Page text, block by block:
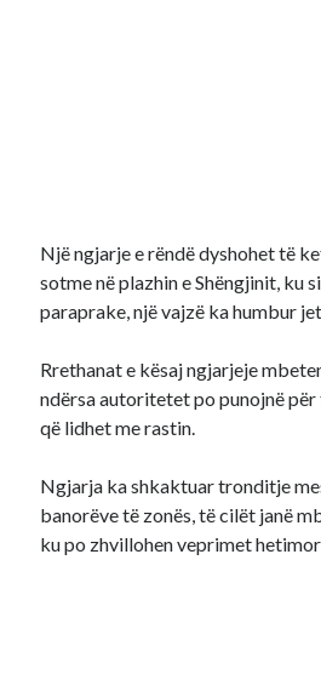
Një ngjarje e rëndë dyshohet të
sotme në plazhin e Shëngjinit, ku
paraprake, një vajzë ka humbur
Rrethanat e kësaj ngjarjeje
ndërsa autoritetet po punojnë
që lidhet me rastin.
Ngjarja ka shkaktuar tronditje
banorëve të zonës, të cilët janë
ku po zhvillohen veprimet